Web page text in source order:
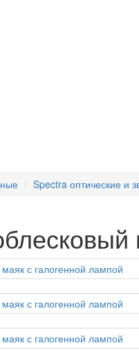
Spectra оптические и